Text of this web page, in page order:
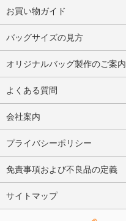
お買い物ガイド
バッグサイズの見方
オリジナルバッグ製作のご案内
よくある質問
会社案内
プライバシーポリシー
免責事項および不良品の定義
サイトマップ